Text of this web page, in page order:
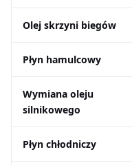
Olej skrzyni biegów
Płyn hamulcowy
Wymiana oleju
silnikowego
Płyn chłodniczy